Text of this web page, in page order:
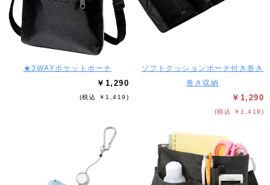
★3WAYポケットポーチ
￥1,290
(税込 ￥1,419)
ソフトクッションポーチ付き巻き
巻き収納
￥1,290
(税込 ￥1,419)